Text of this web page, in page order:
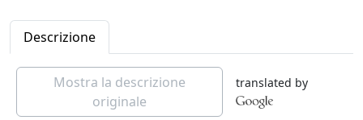
Descrizione
Mostra la descrizione
originale
translated by